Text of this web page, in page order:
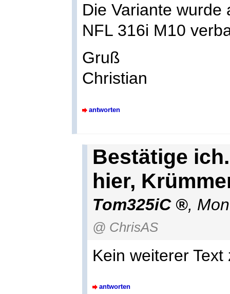
Die Variante wurde
NFL 316i M10
Gruß
Christian
antworten
Bestätige
hier,
Tom325iC ,
@ ChrisAS
Kein weiterer Text
antworten